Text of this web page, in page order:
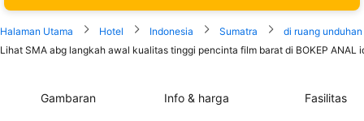
Halaman Utama Hotel Indonesia Sumatra
di ruang unduhan
Lihat SMA abg langkah awal kualitas tinggi pencinta film barat di BOKEP
Gambaran Info & harga Fasilitas